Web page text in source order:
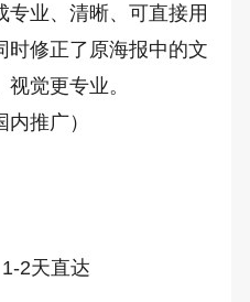
专业、清晰、可直接用
时修正了原海报中的文
觉更专业。
推广）
2天直达